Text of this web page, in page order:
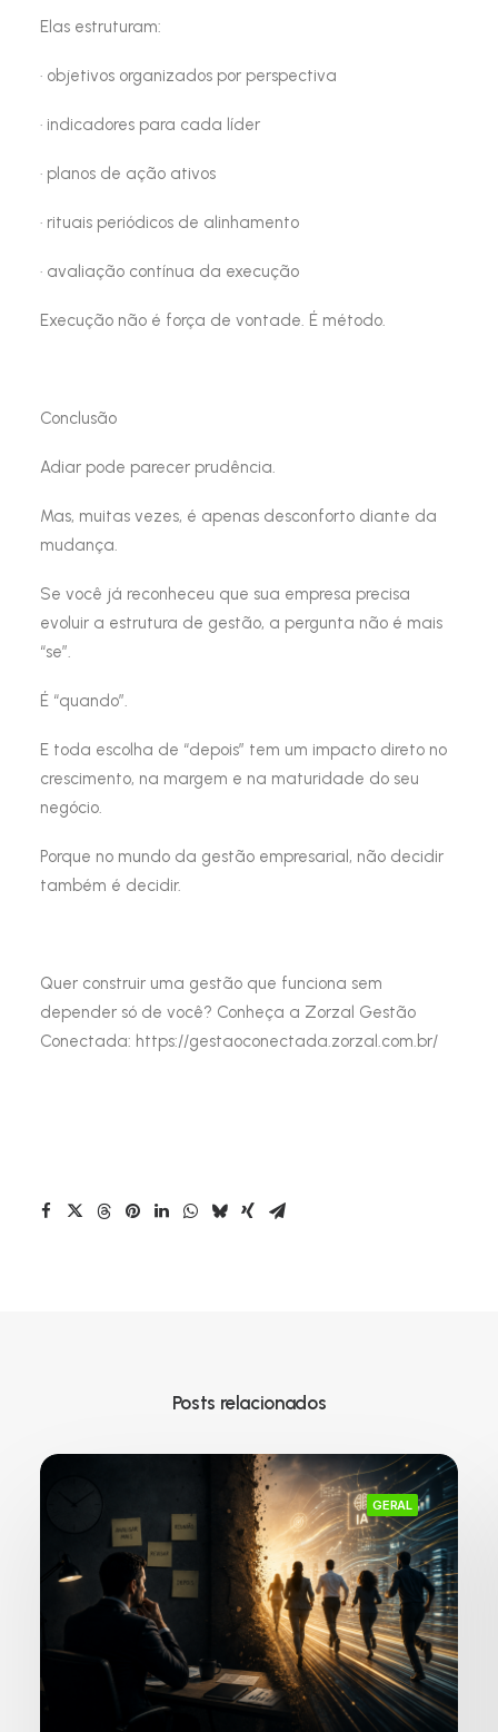
Elas estruturam:
· objetivos organizados por perspectiva
· indicadores para cada líder
· planos de ação ativos
· rituais periódicos de alinhamento
· avaliação contínua da execução
Execução não é força de vontade. É método.
Conclusão
Adiar pode parecer prudência.
Mas, muitas vezes, é apenas desconforto diante da
mudança.
Se você já reconheceu que sua empresa precisa
evoluir a estrutura de gestão, a pergunta não é mais
“se”.
É “quando”.
E toda escolha de “depois” tem um impacto direto no
crescimento, na margem e na maturidade do seu
negócio.
Porque no mundo da gestão empresarial, não decidir
também é decidir.
Quer construir uma gestão que funciona sem
depender só de você? Conheça a Zorzal Gestão
Conectada: https://gestaoconectada.zorzal.com.br/
Posts relacionados
GERAL